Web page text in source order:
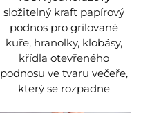
složitelný kraft papírový
podnos pro grilované
kuře, hranolky, klobásy,
křídla otevřeného
podnosu ve tvaru večeře,
který se rozpadne